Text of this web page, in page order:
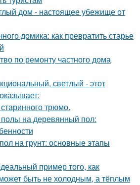
дом - настоящее убежище от
домика: как превратить старье
по ремонту частного дома
светлый - этот
трюмо.
на деревянный пол:
на грунт: основные этапы
пример того, как
быть не холодным, а тёплым